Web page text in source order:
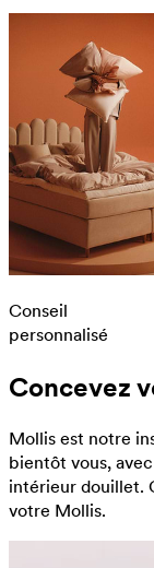
Conseil
personnalisé
Concevez
Mollis est notre
bientôt vous,
intérieur douillet.
votre Mollis.